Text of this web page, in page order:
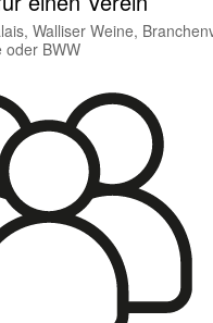
Walliser Weine,
oder BWW